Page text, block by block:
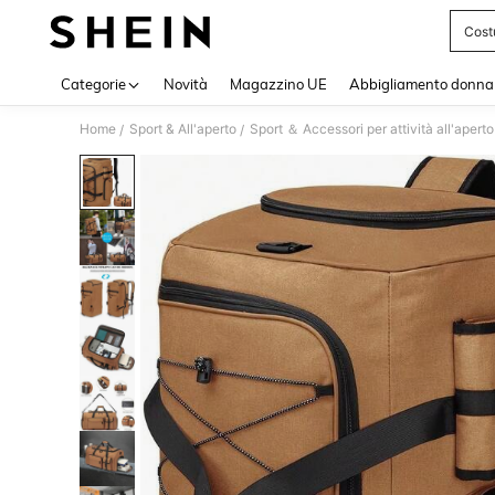
Categorie Novità Magazzino UE Abbigliamento donna
Home / Sport & All'aperto / Sport ＆ Accessori per attività all'aperto